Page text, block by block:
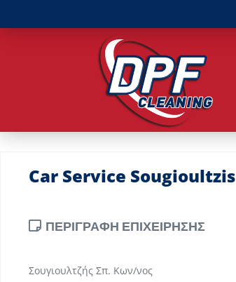
Car Service Sougioultzis
ΠΕΡΙΓΡΑΦΗ ΕΠΙΧΕΙΡΗΣΗΣ
Σουγιουλτζής Σπ. Κων/νος